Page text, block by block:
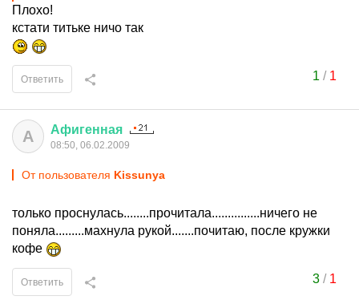
Плохо!
кстати титьке ничо так
1 / 1
Ответить
А Афигенная
08:50, 06.02.2009
От пользователя Kissunya
только проснулась........прочитала...............ничего не
поняла.........махнула рукой.......почитаю, после кружки
кофе
3/ 1
Ответить